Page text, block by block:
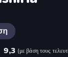
9,3 (με βάση τους